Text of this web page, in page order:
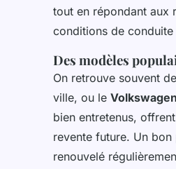
tout en répondant aux
conditions de
Des modèles
On retrouve souvent
ville, ou le
bien entretenus,
revente future. Un
renouvelé